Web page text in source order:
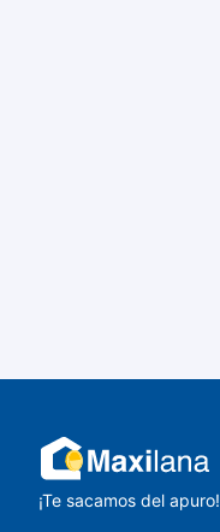
¡Te sacamos del apuro!